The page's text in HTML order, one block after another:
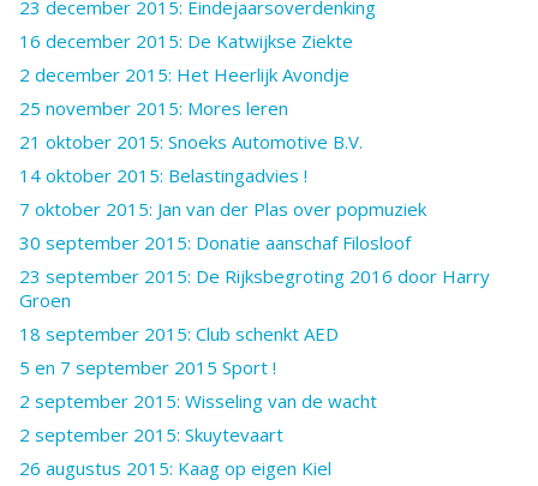
23 december 2015: Eindejaarsoverdenking
16 december 2015: De Katwijkse Ziekte
2 december 2015: Het Heerlijk Avondje
25 november 2015: Mores leren
21 oktober 2015: Snoeks Automotive B.V.
14 oktober 2015: Belastingadvies !
7 oktober 2015: Jan van der Plas over popmuziek
30 september 2015: Donatie aanschaf Filosloof
23 september 2015: De Rijksbegroting 2016 door Harry
Groen
18 september 2015: Club schenkt AED
5 en 7 september 2015 Sport !
2 september 2015: Wisseling van de wacht
2 september 2015: Skuytevaart
26 augustus 2015: Kaag op eigen Kiel